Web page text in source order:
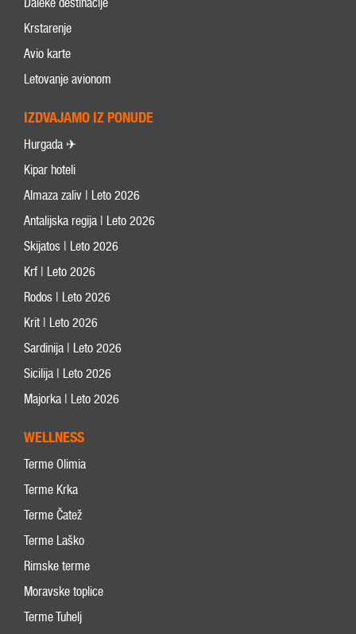
Krstarenje
Avio karte
Letovanje avionom
IZDVAJAMO IZ PONUDE
Hurgada ✈
Kipar hoteli
Almaza zaliv | Leto 2026
Antalijska regija | Leto 2026
Skijatos | Leto 2026
Krf | Leto 2026
Rodos | Leto 2026
Krit | Leto 2026
Sardinija | Leto 2026
Sicilija | Leto 2026
Majorka | Leto 2026
WELLNESS
Terme Olimia
Terme Krka
Terme Čatež
Terme Laško
Rimske terme
Moravske toplice
Terme Tuhelj